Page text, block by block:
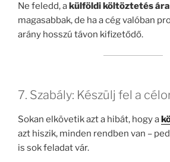
Ne feledd, a külföldi költöztetés
magasabbak, de ha a cég valóban
arány hosszú távon kifizetődő.
7. Szabály: Készülj fel a
Sokan elkövetik azt a hibát, hogy a
azt hiszik, minden rendben van –
is sok feladat vár.